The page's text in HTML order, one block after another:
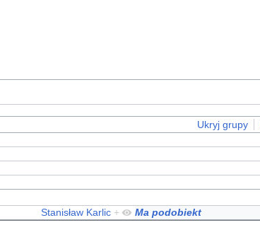
Ukryj grupy
Ma podobiekt
Stanisław Karlic +